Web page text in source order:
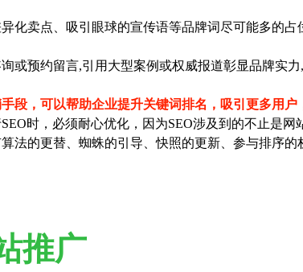
化卖点、吸引眼球的宣传语等品牌词尽可能多的占
或预约留言,引用大型案例或权威报道彰显品牌实
段，可以帮助企业提升关键词排名，吸引更多用户
时，必须耐心优化，因为SEO涉及到的不止是网
法的更替、蜘蛛的引导、快照的更新、参与排序的
推广